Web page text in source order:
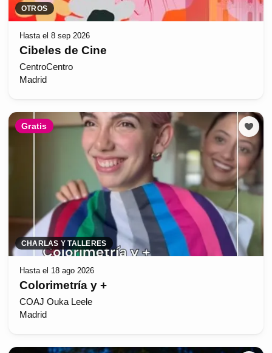
OTROS
Hasta el 8 sep 2026
Cibeles de Cine
CentroCentro
Madrid
Gratis
CHARLAS Y TALLERES
Hasta el 18 ago 2026
Colorimetría y +
COAJ Ouka Leele
Madrid